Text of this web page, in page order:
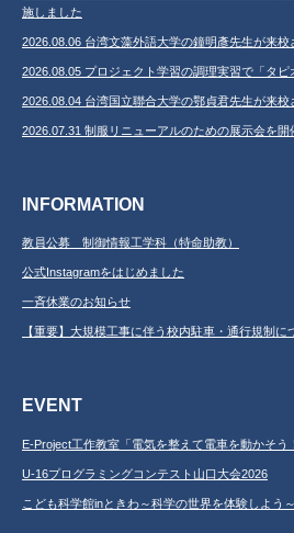
施しました
2026.08.06 台湾文藻外語大学の鐘明彥先生が来校
2026.08.05 プロジェクト学習の調理実習で「タ
2026.08.04 台湾国立聯合大学の鄂貞君先生が来校
2026.07.31 制服リニューアルのための展示会を開
INFORMATION
教員公募 制御情報工学科（特命助教）
公式Instagramをはじめました
一斉休業のお知らせ
【重要】大規模工事に伴う校内駐車・通行規制に
EVENT
E-Project工作教室「電気を整えて電車を動かそう
U-16プログラミングコンテスト山口大会2026
こども科学館inときわ～科学の世界を体験しよう